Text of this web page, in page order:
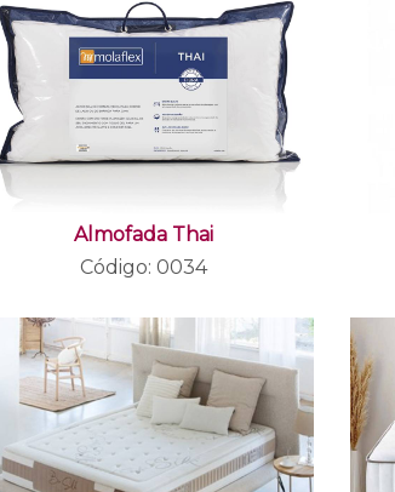
Almofada Thai
Código: 0034